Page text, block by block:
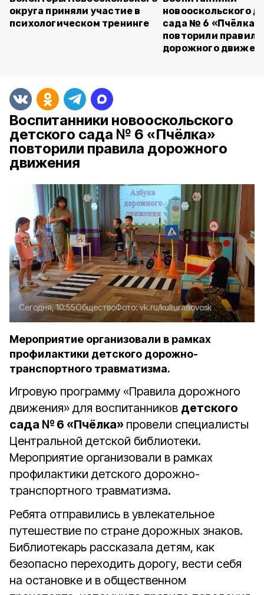
округа приняли участие в
психологическом тренинге
новооскольского
сада № 6 «Пчёлка»
повторили правила
дорожного
Воспитанники новооскольского
детского сада № 6 «Пчёлка»
повторили правила дорожного
движения
Сегодня, 10:55ОбществоФото: vk.ru/kulturanovosk
Мероприятие организовали в рамках
профилактики детского дорожно-
транспортного травматизма.
Игровую программу «Правила дорожного
движения» для воспитанников детского
сада № 6 «Пчёлка» провели специалисты
Центральной детской библиотеки.
Мероприятие организовали в рамках
профилактики детского дорожно-
транспортного травматизма.
Ребята отправились в увлекательное
путешествие по стране дорожных знаков.
Библиотекарь рассказала детям, как
безопасно переходить дорогу, вести себя
на остановке и в общественном